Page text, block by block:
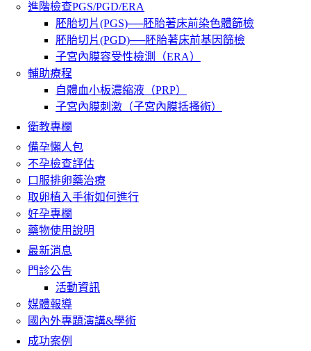
進階檢查PGS/PGD/ERA
胚胎切片(PGS)──胚胎著床前染色體篩檢
胚胎切片(PGD)──胚胎著床前基因篩檢
子宮內膜容受性檢測（ERA）
輔助療程
自體血小板濃縮液（PRP）
子宮內膜刺激（子宮內膜括搔術）
衛教專欄
備孕懶人包
不孕檢查評估
口服排卵藥治療
取卵植入手術如何進行
好孕專欄
藥物使用說明
最新消息
門診公告
活動資訊
媒體報導
國內外專題演講&學術
成功案例